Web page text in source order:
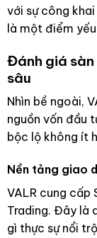
với sự công
là một điểm
Đánh giá sàn
sâu
Nhìn bề ngoài,
nguồn vốn đầu
bộc lộ không ít
Nền tảng giao
VALR cung cấp
Trading. Đây là
gì thực sự nổi